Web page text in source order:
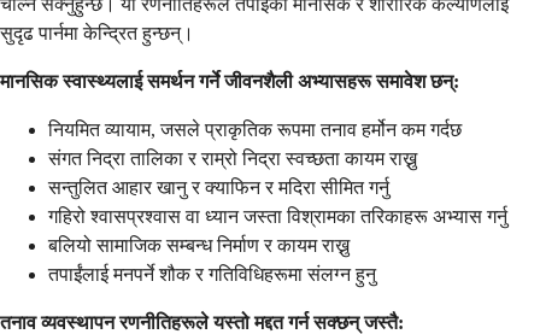
सुदृढ पार्नमा केन्द्रित हुन्छन्।
मानसिक स्वास्थ्यलाई समर्थन गर्ने जीवनशैली अभ्यासहरू समावेश छन्:
नियमित व्यायाम, जसले प्राकृतिक रूपमा तनाव हर्मोन कम गर्दछ
संगत निद्रा तालिका र राम्रो निद्रा स्वच्छता कायम राख्नु
सन्तुलित आहार खानु र क्याफिन र मदिरा सीमित गर्नु
गहिरो श्वासप्रश्वास वा ध्यान जस्ता विश्रामका तरिकाहरू अभ्यास गर्नु
बलियो सामाजिक सम्बन्ध निर्माण र कायम राख्नु
तपाईंलाई मनपर्ने शौक र गतिविधिहरूमा संलग्न हुनु
तनाव व्यवस्थापन रणनीतिहरूले यस्तो मद्दत गर्न सक्छन् जस्तै: